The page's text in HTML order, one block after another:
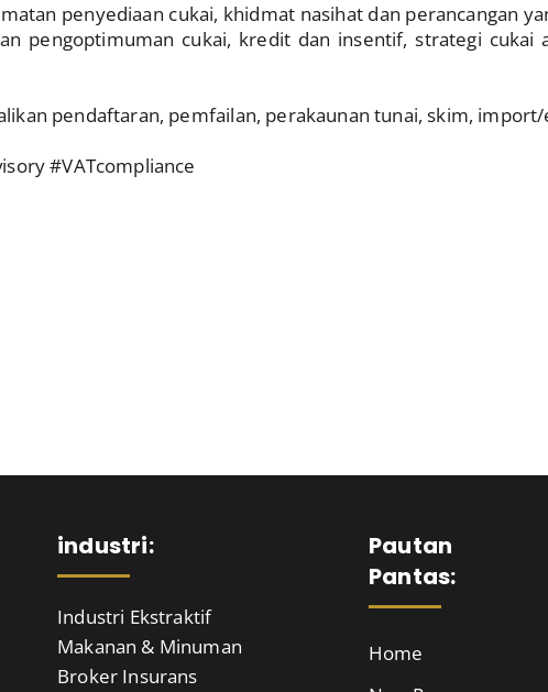
penyediaan cukai, khidmat nasihat dan perancangan
pengoptimuman cukai, kredit dan insentif, strategi cukai
pendaftaran, pemfailan, perakaunan tunai, skim,
#VATcompliance
industri:
Industri Ekstraktif
Makanan & Minuman
Broker Insurans
Pautan
Pantas:
Home